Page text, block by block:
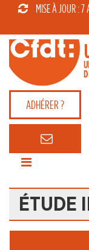
MISE À JOUR :
ADHÉRER ?
ÉTUDE